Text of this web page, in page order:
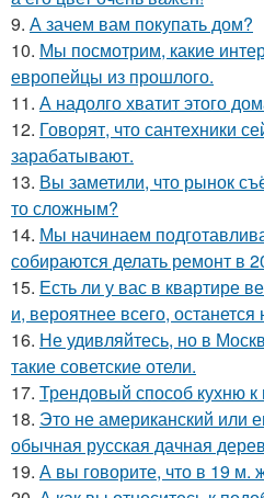
9. А зачем вам покупать дом?
10. Мы посмотрим, какие
европейцы из прошлого.
11. А надолго хватит этого
12. Говорят, что сантехники
зарабатывают.
13. Вы заметили, что рынок
то сложным?
14. Мы начинаем
собираются делать ремонт в
15. Есть ли у вас в квартире
и, вероятнее всего, останется
16. Не удивляйтесь, но в
такие советские отели.
17. Трендовый способ кухню к
18. Это не американский или
обычная русская дачная
19. А вы говорите, что в 19 м.